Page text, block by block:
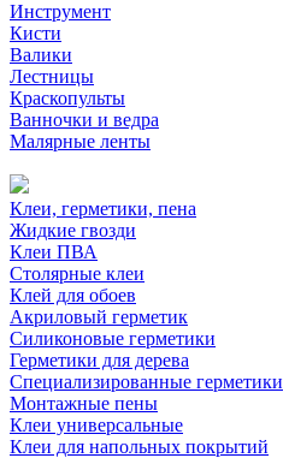
Инструмент
Кисти
Валики
Лестницы
Краскопульты
Ванночки и ведра
Малярные ленты
Клеи, герметики, пена
Жидкие гвозди
Клеи ПВА
Столярные клеи
Клей для обоев
Акриловый герметик
Силиконовые герметики
Герметики для дерева
Специализированные герметики
Монтажные пены
Клеи универсальные
Клеи для напольных покрытий